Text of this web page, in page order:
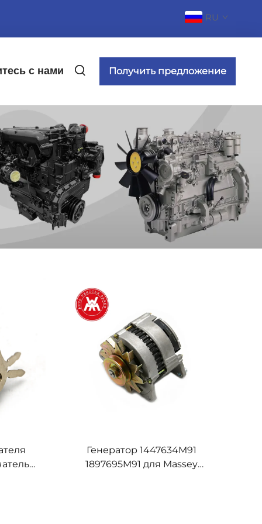
RU
с нами Получить предложение
Генератор 1447634M91
1897695M91 для Massey